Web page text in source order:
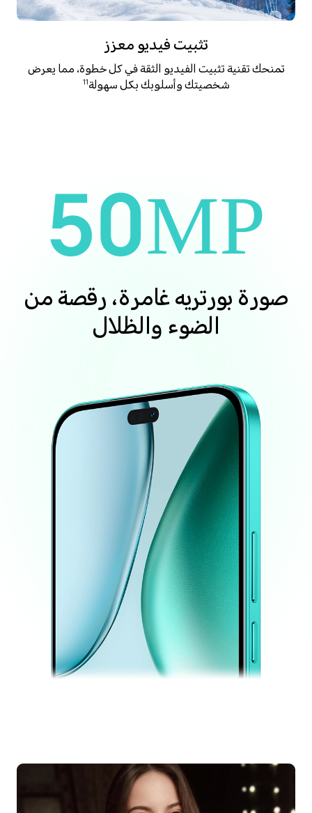
تثبيت فيديو معزز
تمنحك تقنية تثبيت الفيديو الثقة في كل خطوة، مما يعرض
شخصيتك وأسلوبك بكل سهولة11
50MP
صورة بورتريه غامرة، رقصة من
الضوء والظلال